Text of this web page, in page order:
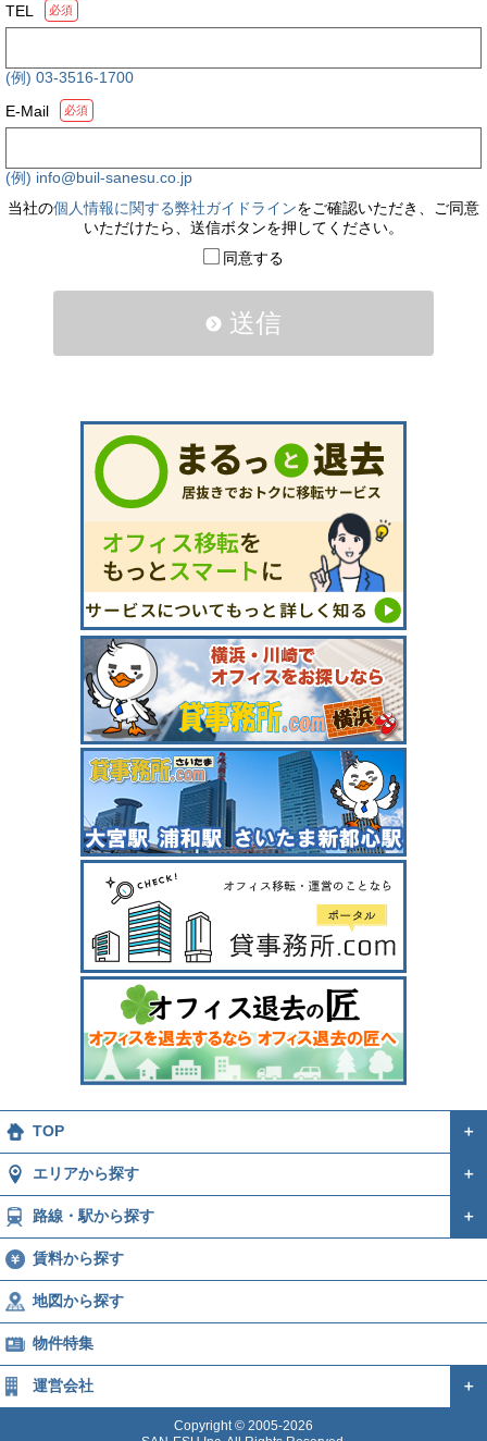
TEL
必須
(例) 03-3516-1700
E-Mail
必須
(例) info@buil-sanesu.co.jp
当社の個人情報に関する弊社ガイドラインをご確認いただき、ご同意
いただけたら、送信ボタンを押してください。
同意する
送信
TOP ＋
エリアから探す ＋
路線・駅から探す ＋
賃料から探す
地図から探す
物件特集
運営会社 ＋
Copyright © 2005-2026